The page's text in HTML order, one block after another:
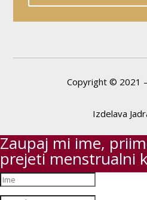
Copyright © 2021
Izdelava
Zaupaj mi ime,
prejeti menstrualni